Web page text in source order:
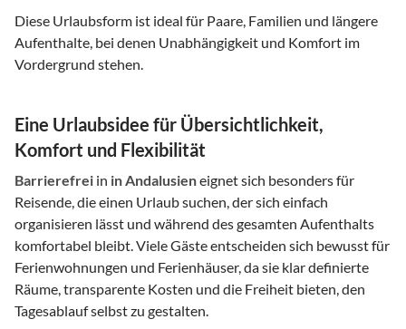
Diese Urlaubsform ist ideal für Paare, Familien und längere
Aufenthalte, bei denen Unabhängigkeit und Komfort im
Vordergrund stehen.
Eine Urlaubsidee für Übersichtlichkeit,
Komfort und Flexibilität
Barrierefrei in in Andalusieneignet sich besonders für
Reisende, die einen Urlaub suchen, der sich einfach
organisieren lässt und während des gesamten Aufenthalts
komfortabel bleibt. Viele Gäste entscheiden sich bewusst für
Ferienwohnungen und Ferienhäuser, da sie klar definierte
Räume, transparente Kosten und die Freiheit bieten, den
Tagesablauf selbst zu gestalten.